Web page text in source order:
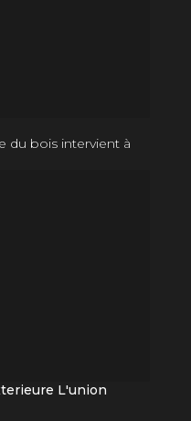
du bois intervient à
L'union